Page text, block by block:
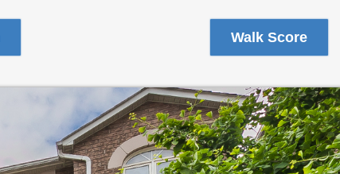
Walk Score